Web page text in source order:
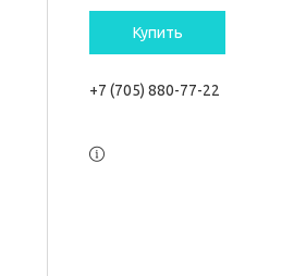
Купить
+7 (705) 880-77-22